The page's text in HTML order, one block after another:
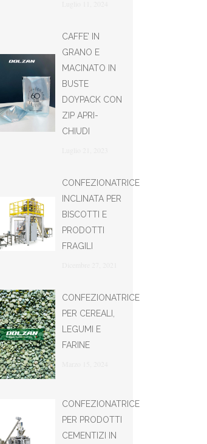
CAFFE’ IN
GRANO E
MACINATO IN
BUSTE
DOYPACK CON
ZIP APRI-
CHIUDI
CONFEZIONATRICE
INCLINATA PER
BISCOTTI E
PRODOTTI
FRAGILI
CONFEZIONATRICE
PER CEREALI,
LEGUMI E
FARINE
CONFEZIONATRICE
PER PRODOTTI
CEMENTIZI IN